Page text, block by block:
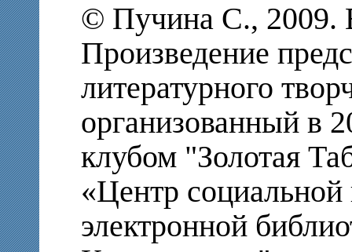
© Пучина С., 2009.
Произведение
литературного
организованный в
клубом "Золотая
«Центр социальной
электронной